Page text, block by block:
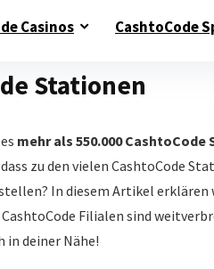
Casinos CashtoCode
Stationen
mehr als 550.000 CashtoCode
zu den vielen CashtoCode
In diesem Artikel
Filialen sind
in deiner Nähe!